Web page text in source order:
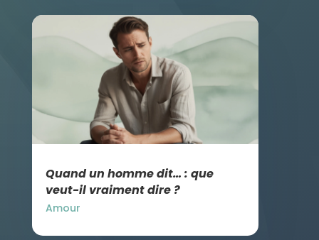
Quand un homme dit… : que
veut-il vraiment dire ?
Amour